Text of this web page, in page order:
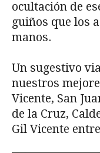
ocultación de
guiños que los
manos.
Un sugestivo
nuestros
Vicente, San
de la Cruz,
Gil Vicente